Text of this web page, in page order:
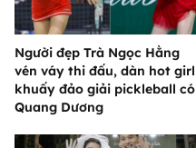
Người đẹp Trà Ngọc Hằng
vén váy thi đấu, dàn hot girl
khuấy đảo giải pickleball có
Quang Dương